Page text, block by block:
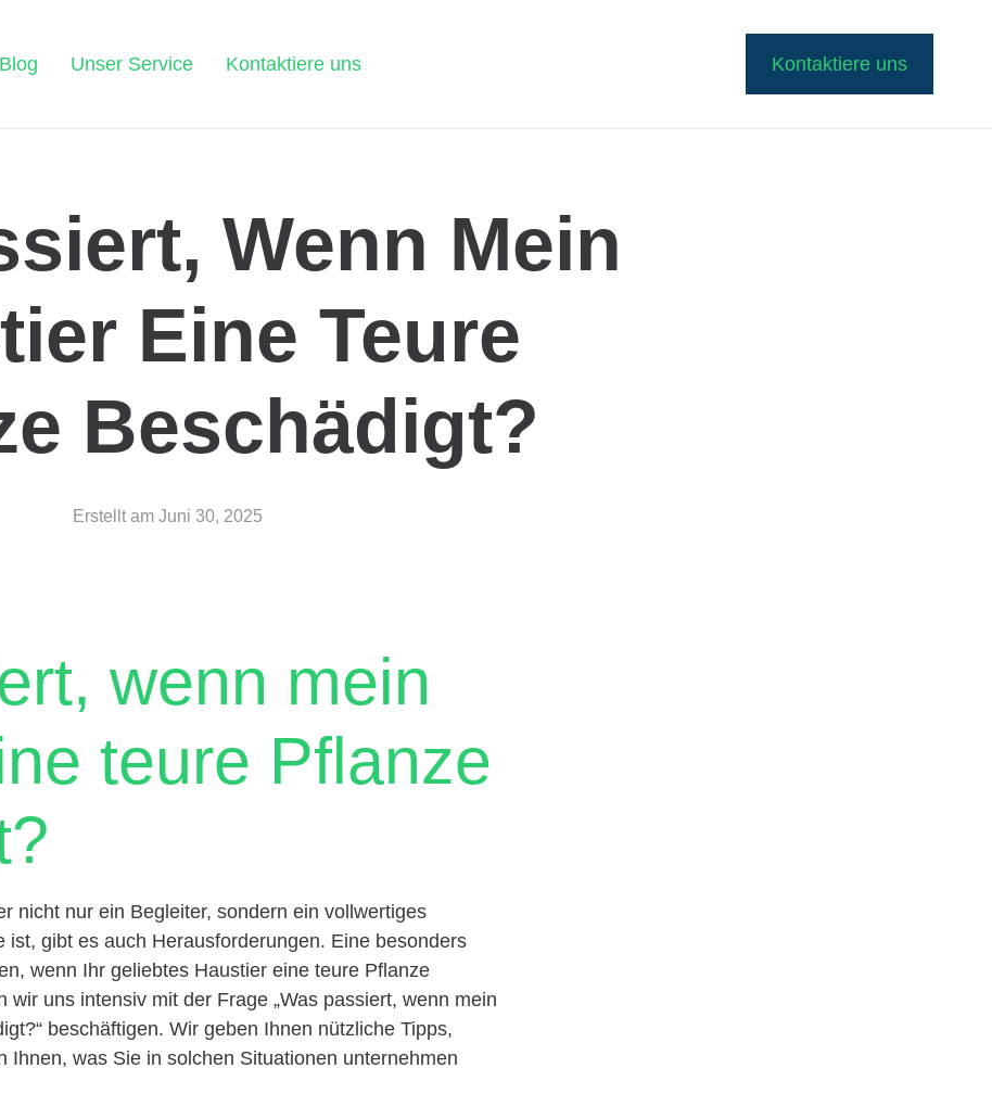
Blog Unser Service Kontaktiere uns Kontaktiere uns
Wenn Mein
Eine Teure
Beschädigt?
Erstellt am Juni 30, 2025
wenn mein
teure Pflanze
nicht nur ein Begleiter, sondern ein vollwertiges
ist, gibt es auch Herausforderungen. Eine besonders
wenn Ihr geliebtes Haustier eine teure Pflanze
wir uns intensiv mit der Frage „Was passiert, wenn mein
beschäftigen. Wir geben Ihnen nützliche Tipps,
Ihnen, was Sie in solchen Situationen unternehmen